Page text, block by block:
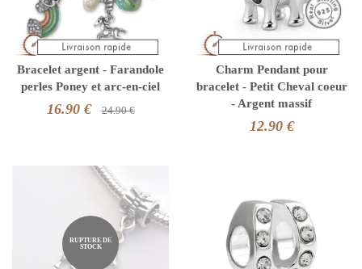
Bracelet argent - Farandole
perles Poney et arc-en-ciel
16.90 € 24.90 €
Charm Pendant pour
bracelet - Petit Cheval coeur
- Argent massif
12.90 €
RUPTURE DE
STOCK